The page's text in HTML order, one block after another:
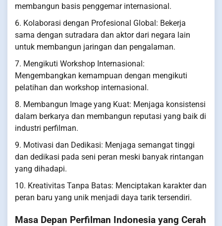
membangun basis penggemar internasional.
6. Kolaborasi dengan Profesional Global: Bekerja
sama dengan sutradara dan aktor dari negara lain
untuk membangun jaringan dan pengalaman.
7. Mengikuti Workshop Internasional:
Mengembangkan kemampuan dengan mengikuti
pelatihan dan workshop internasional.
8. Membangun Image yang Kuat: Menjaga konsistensi
dalam berkarya dan membangun reputasi yang baik di
industri perfilman.
9. Motivasi dan Dedikasi: Menjaga semangat tinggi
dan dedikasi pada seni peran meski banyak rintangan
yang dihadapi.
10. Kreativitas Tanpa Batas: Menciptakan karakter dan
peran baru yang unik menjadi daya tarik tersendiri.
Masa Depan Perfilman Indonesia yang Cerah